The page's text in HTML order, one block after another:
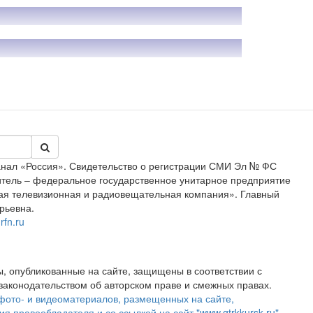
«Россия». Свидетельство о регистрации СМИ Эл № ФС
– федеральное государственное унитарное предприятие
телевизионная и радиовещательная компания». Главный
на сайте, защищены в соответствии с
об авторском праве и смежных правах.
и видеоматериалов, размещенных на сайте,